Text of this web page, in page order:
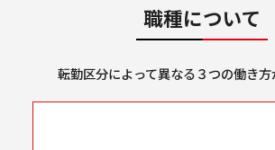
職種について
転勤区分によって異なる３つの働き方